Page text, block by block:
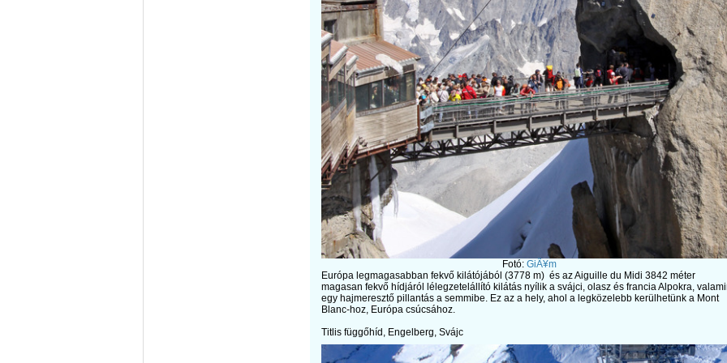
Fotó: GiÃ¥m
Európa legmagasabban fekvő kilátójából (3778 m) és az Aiguille du Midi 3842 méter
magasan fekvő hídjáról lélegzetelállító kilátás nyílik a svájci, olasz és francia Alpokra,
egy hajmeresztő pillantás a semmibe. Ez az a hely, ahol a legközelebb kerülhetünk a Mont
Blanc-hoz, Európa csúcsához.
Titlis függőhíd, Engelberg, Svájc